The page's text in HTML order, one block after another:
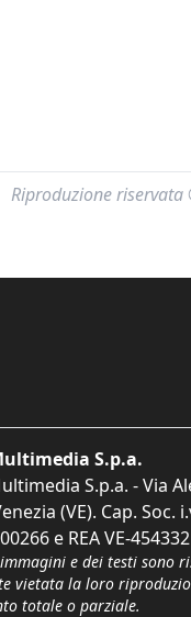
Riproduzione
S.p.a.
S.p.a. - Via
(VE). Cap. Soc.
e REA VE-454332
e dei testi sono
vietata la loro
totale o parziale.